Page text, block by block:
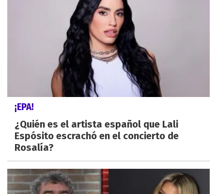
¡EPA!
¿Quién es el artista español que Lali
Espósito escrachó en el concierto de
Rosalía?